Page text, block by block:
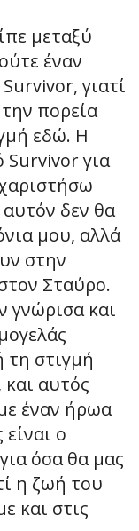
μεταξύ
έναν
γιατί
πορεία
εδώ. Η
Survivor για
δεν θα
μου, αλλά
στην
Σταύρο.
γνώρισα και
στιγμή
αυτός
έναν ήρωα
ο
όσα θα μας
η ζωή του
και στις